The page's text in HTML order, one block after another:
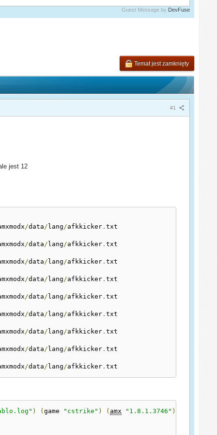
Guest Message by DevFuse
Temat jest zamknięty
#1
jest 12
/data/ lang/afkkicker .txt
/data/ lang/afkkicker .txt
/data/ lang/afkkicker .txt
/data/ lang/afkkicker .txt
/data/ lang/afkkicker .txt
/data/ lang/afkkicker .txt
/data/ lang/afkkicker .txt
/data/ lang/afkkicker .txt
/data/ lang/afkkicker .txt
) (game "cstrike" ) ( amx "1.8.1.3746" )